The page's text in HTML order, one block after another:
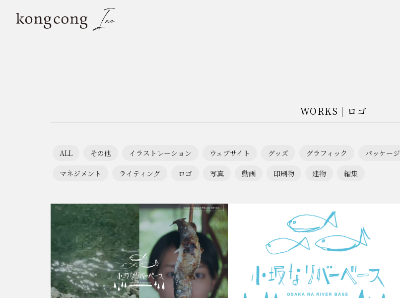
WORKS | ロゴ
ALL その他 イラストレーション ウェブサイト グッズ グラフィック パッケージ
マネジメント ライティング ロゴ 写真 動画 印刷物 建物 編集